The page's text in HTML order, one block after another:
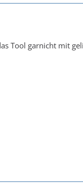
Tool garnicht mit